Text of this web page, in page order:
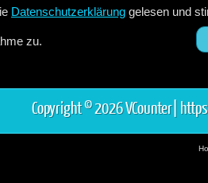
Datenschutzerklärung gelesen und
zu.
Copyright © 2026 VCounter|